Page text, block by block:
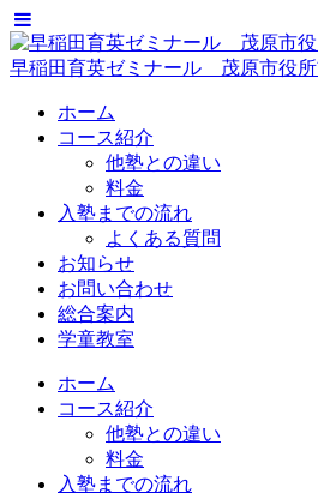
早稲田育英ゼミナール 茂原市役
ホーム
コース紹介
他塾との違い
料金
入塾までの流れ
よくある質問
お知らせ
お問い合わせ
総合案内
学童教室
ホーム
コース紹介
他塾との違い
料金
入塾までの流れ